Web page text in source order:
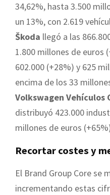
34,62%, hasta 3.500
un 13%, con 2.619
Škoda llegó a las
1.800 millones de euros
602.000 (+28%) y 625
encima de los 33
Volkswagen Vehículos
distribuyó 423.000
millones de euros
Recortar costes y
El Brand Group Core se
incrementando estas